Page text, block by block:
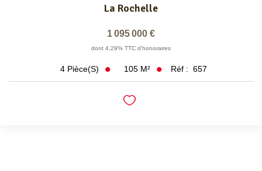
La Rochelle
1 095 000 €
dont 4,29% TTC d'honoraires
4 Pièce(s) 105 M² Réf : 657